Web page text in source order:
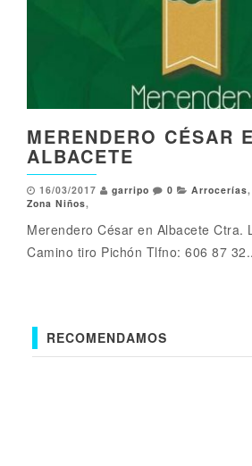
MERENDERO CÉSAR
ALBACETE
16/03/2017 garripo 0 Arrocerías,
Zona Niños,
Merendero César en Albacete Ctra.
Camino tiro Pichón Tlfno: 606 87
RECOMENDAMOS